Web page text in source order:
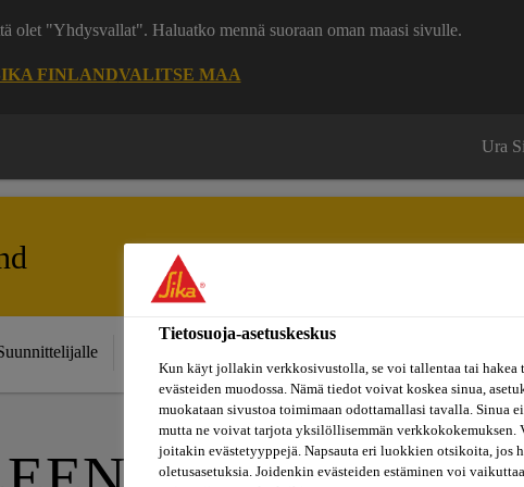
olet "Yhdysvallat". Haluatko mennä suoraan oman maasi sivulle.
FINLANDVALITSE MAA
Ura
Ratkaisut
projekteihin
konseptit
Tietosuoja-asetuskeskus
Kun käyt jollakin verkkosivustolla, se voi tallentaa tai hakea
evästeiden muodossa. Nämä tiedot voivat koskea sinua,
muokataan sivustoa toimimaan odottamallasi tavalla. Sinua
mutta ne voivat tarjota yksilöllisemmän verkkokokemuksen.
joitakin evästetyyppejä. Napsauta eri luokkien otsikoita, jos
oletusasetuksia. Joidenkin evästeiden estäminen voi